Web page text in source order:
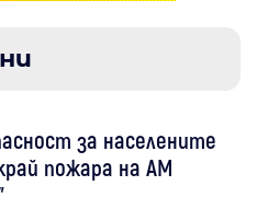
за населените
пожара на АМ